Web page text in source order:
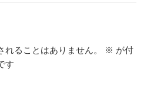
れることはありません。 ※ が付
す